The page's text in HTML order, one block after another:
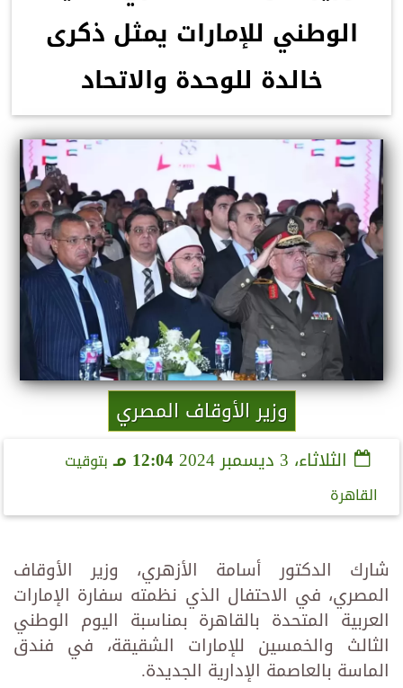
الوطني للإمارات يمثل ذكرى
خالدة للوحدة والاتحاد
وزير الأوقاف المصري
الثلاثاء، 3 ديسمبر 2024 12:04 مـ
بتوقيت
القاهرة
شارك الدكتور أسامة الأزهري، وزير الأوقاف
المصري، في الاحتفال الذي نظمته سفارة الإمارات
العربية المتحدة بالقاهرة بمناسبة اليوم الوطني
الثالث والخمسين للإمارات الشقيقة، في فندق
الماسة بالعاصمة الإدارية الجديدة.